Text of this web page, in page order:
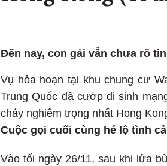
Đến nay, con gái vẫn chưa rõ
Vụ hỏa hoạn tại khu chung cư
Trung Quốc đã cướp đi sinh
cháy nghiêm trọng nhất Hong
Cuộc gọi cuối cùng hé lộ tình
Vào tối ngày 26/11, sau khi lửa